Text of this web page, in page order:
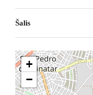
Šalis
+
−